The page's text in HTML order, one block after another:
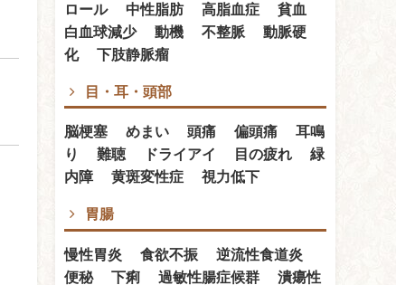
ロール 中性脂肪 高脂血症 貧血
白血球減少 動機 不整脈 動脈硬
化 下肢静脈瘤
目・耳・頭部
脳梗塞 めまい 頭痛 偏頭痛 耳鳴
り 難聴 ドライアイ 目の疲れ 緑
内障 黄斑変性症 視力低下
胃腸
慢性胃炎 食欲不振 逆流性食道炎
便秘 下痢 過敏性腸症候群 潰瘍性